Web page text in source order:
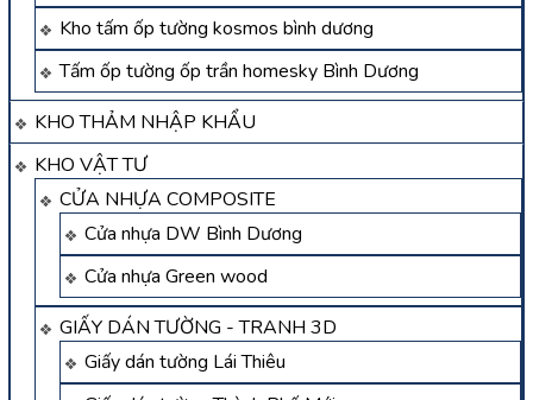
Kho tấm ốp tường kosmos bình dương
Tấm ốp tường ốp trần homesky Bình Dương
KHO THẢM NHẬP KHẨU
KHO VẬT TƯ
CỬA NHỰA COMPOSITE
Cửa nhựa DW Bình Dương
Cửa nhựa Green wood
GIẤY DÁN TƯỜNG - TRANH 3D
Giấy dán tường Lái Thiêu